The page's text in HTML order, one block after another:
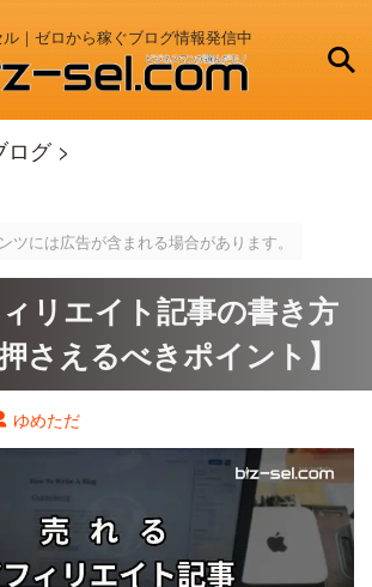
ル｜ゼロから稼ぐブログ情報発信中
ログ >
ツには広告が含まれる場合があります。
リエイト記事の書き方
さえるべきポイント】
ゆめただ